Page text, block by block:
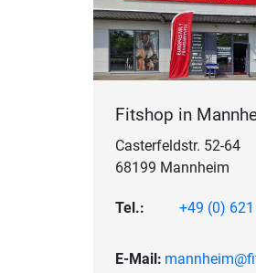
Fitshop in
Casterfeldstr. 52-64
68199 Mannheim
Tel.:
+49 (0) 621
E-Mail: